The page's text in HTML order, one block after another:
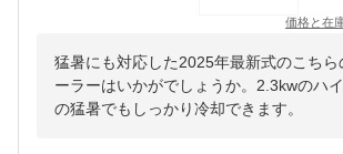
価格と在
猛暑にも対応した2025年最新式のこちら
ーラーはいかがでしょうか。2.3kwのハ
の猛暑でもしっかり冷却できます。